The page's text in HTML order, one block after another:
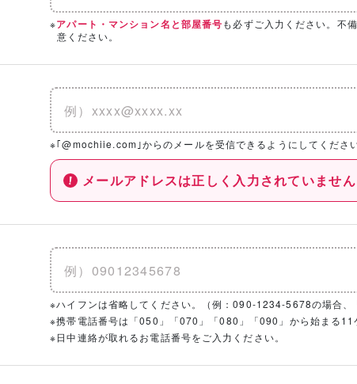
※アパート・マンション名と部屋番号も必ずご入力ください。不
意ください。
※｢@mochiie.com｣からのメールを受信できるようにしてください
メールアドレスは正しく入力されていません
※ハイフンは省略してください。（例：090-1234-5678の場合、
※携帯電話番号は「050」「070」「080」「090」から始まる11
※日中連絡が取れるお電話番号をご入力ください。